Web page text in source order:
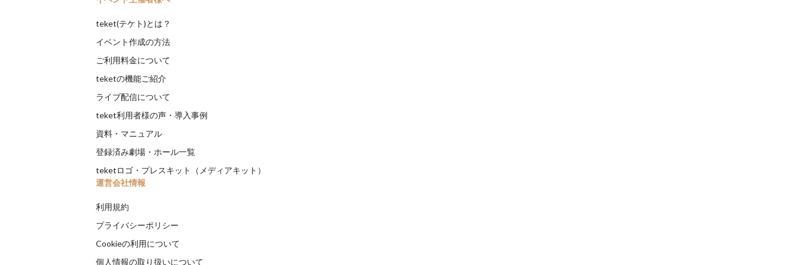
teket(テケト)とは？
イベント作成の方法
ご利用料金について
teketの機能ご紹介
ライブ配信について
teket利用者様の声・導入事例
資料・マニュアル
登録済み劇場・ホール一覧
teketロゴ・プレスキット（メディアキット）
運営会社情報
利用規約
プライバシーポリシー
Cookieの利用について
個人情報の取り扱いについて